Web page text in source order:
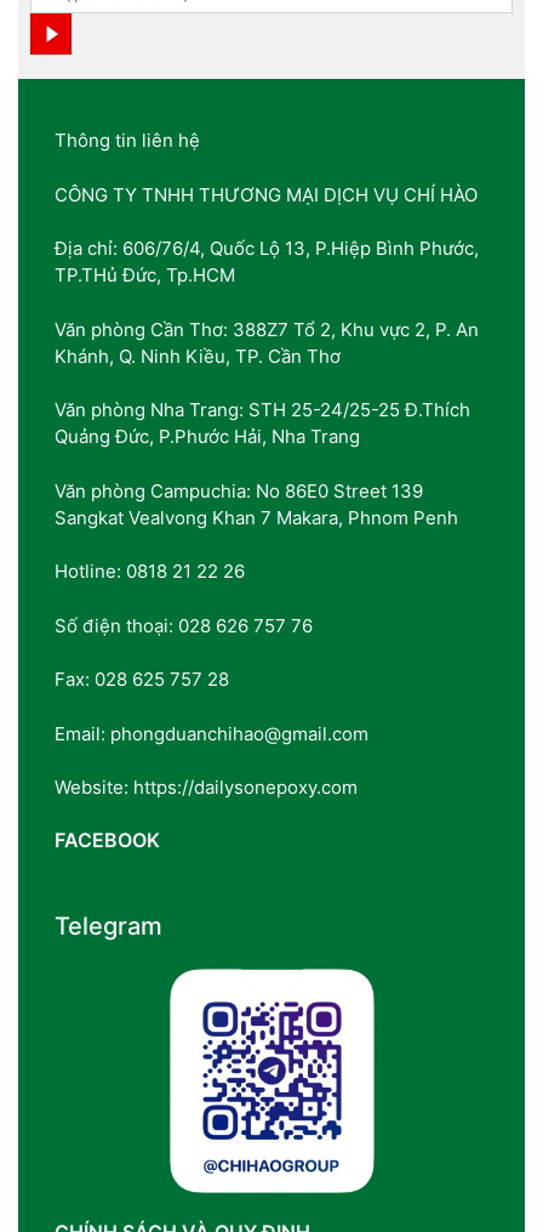
Thông tin liên hệ
CÔNG TY TNHH THƯƠNG MẠI DỊCH VỤ CHÍ HÀO
Địa chỉ: 606/76/4, Quốc Lộ 13, P.Hiệp Bình Phước,
TP.THủ Đức, Tp.HCM
Văn phòng Cần Thơ: 388Z7 Tổ 2, Khu vực 2, P. An
Khánh, Q. Ninh Kiều, TP. Cần Thơ
Văn phòng Nha Trang: STH 25-24/25-25 Đ.Thích
Quảng Đức, P.Phước Hải, Nha Trang
Văn phòng Campuchia: No 86E0 Street 139
Sangkat Vealvong Khan 7 Makara, Phnom Penh
Hotline: 0818 21 22 26
Số điện thoại: 028 626 757 76
Fax: 028 625 757 28
Email: phongduanchihao@gmail.com
Website: https://dailysonepoxy.com
FACEBOOK
Telegram